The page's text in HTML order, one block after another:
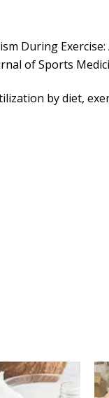
During Exercise:
of Sports
by diet,